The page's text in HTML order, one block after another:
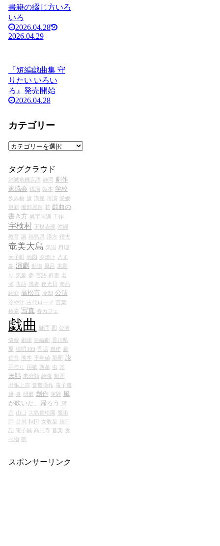
書籍の綴じ方いろ
いろ
2026.04.28
2026.04.29
『短編戯曲集 守
りたい いろい
ろ』発売開始
2026.04.28
カテゴリー
カ
ゴ
リ
ー
タグクラウド
消滅危機言語 静岡
劇作
家協会 銭湯 製本 学校
飲み物 旗 講座 再演 愛媛
更新
服部屋敷 花 戯曲の
書き方 異字同訓 工作
宇検村 正規表現 沖縄
教育 講 福島県 漢方 稽古
奄美大島 気温 料理
大子町
地図 夕焼け
八丈
島 演劇 動物 風呂 木彫
り
気象 夢 言語 辞書 名
瀬 古語 愚者 夜光貝
商品
紹介 高松市 冷却 公演
冷や汁 古代ローマ 言葉
検索 写真 春カフェ
戯曲 疑問 図 公演
情報 劇場 短編劇
香川県
夏 桃唄309 国語 自作 着
信音
熊本 平年値 那覇 旅
手作り 用紙 西条 虫 本
民話 未分類 給食 動画
出張上演
音響操作 電子書
籍 炎 研磨 創作 実験 風
が吹いた、帰ろう
東
京
山口 大島青松園
魔術
師 台風 秋田 女教皇 旅日
記 電子鍼 高円寺 音楽 食
べ物 茶
スポンサーリンク